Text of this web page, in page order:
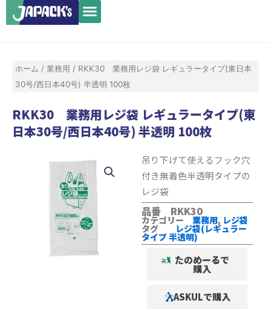
容
メ
ニ
ホーム / 業務用 / RKK30 業務用レジ袋 レギュラータイプ(東日本
30号/西日本40号) 半透明 100枚
RKK30 業務用レジ袋 レギュラータイプ(東
日本30号/西日本40号) 半透明 100枚
吊り下げて使えるフック穴
付き無着色半透明タイプの
レジ袋
品番 RKK30
カテゴリー 業務用, レジ袋
タグ レジ袋(レギュラー
タイプ 半透明)
たのめーるで
購入
ASKULで購入